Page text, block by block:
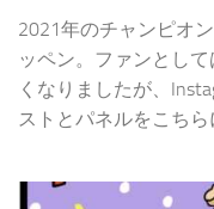
2021年のチャンピオ
ッペン。ファンとし
くなりましたが、
ストとパネルをこち